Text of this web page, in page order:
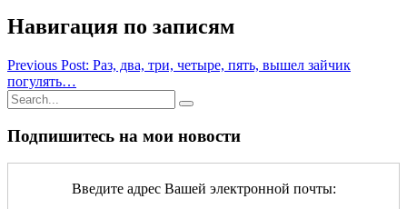
Навигация по записям
Previous Post: Раз, два, три, четыре, пять, вышел зайчик
погулять…
Подпишитесь на мои новости
Введите адрес Вашей электронной почты: